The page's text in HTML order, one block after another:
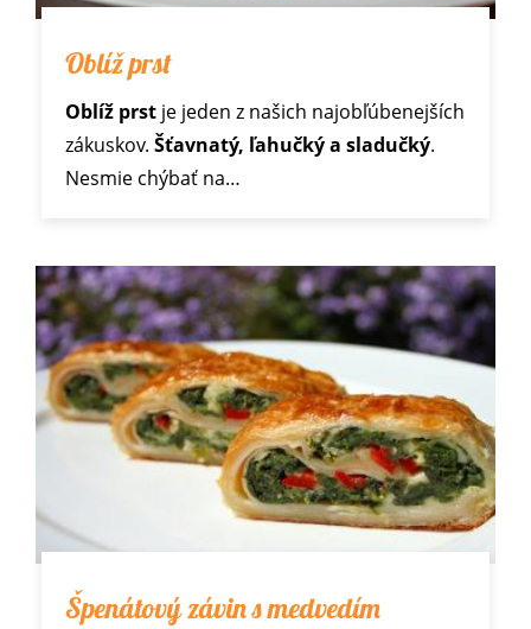
Oblíž prst
Oblíž prst je jeden z našich najobľúbenejších
zákuskov. Šťavnatý, ľahučký a sladučký.
Nesmie chýbať na…
Špenátový závin s medvedím